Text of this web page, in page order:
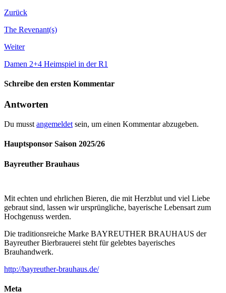
Zurück
The Revenant(s)
Weiter
Damen 2+4 Heimspiel in der R1
Schreibe den ersten Kommentar
Antworten
Du musst angemeldet sein, um einen Kommentar abzugeben.
Hauptsponsor Saison 2025/26
Bayreuther Brauhaus
Mit echten und ehrlichen Bieren, die mit Herzblut und viel Liebe
gebraut sind, lassen wir ursprüngliche, bayerische Lebensart zum
Hochgenuss werden.
Die traditionsreiche Marke BAYREUTHER BRAUHAUS der
Bayreuther Bierbrauerei steht für gelebtes bayerisches
Brauhandwerk.
http://bayreuther-brauhaus.de/
Meta